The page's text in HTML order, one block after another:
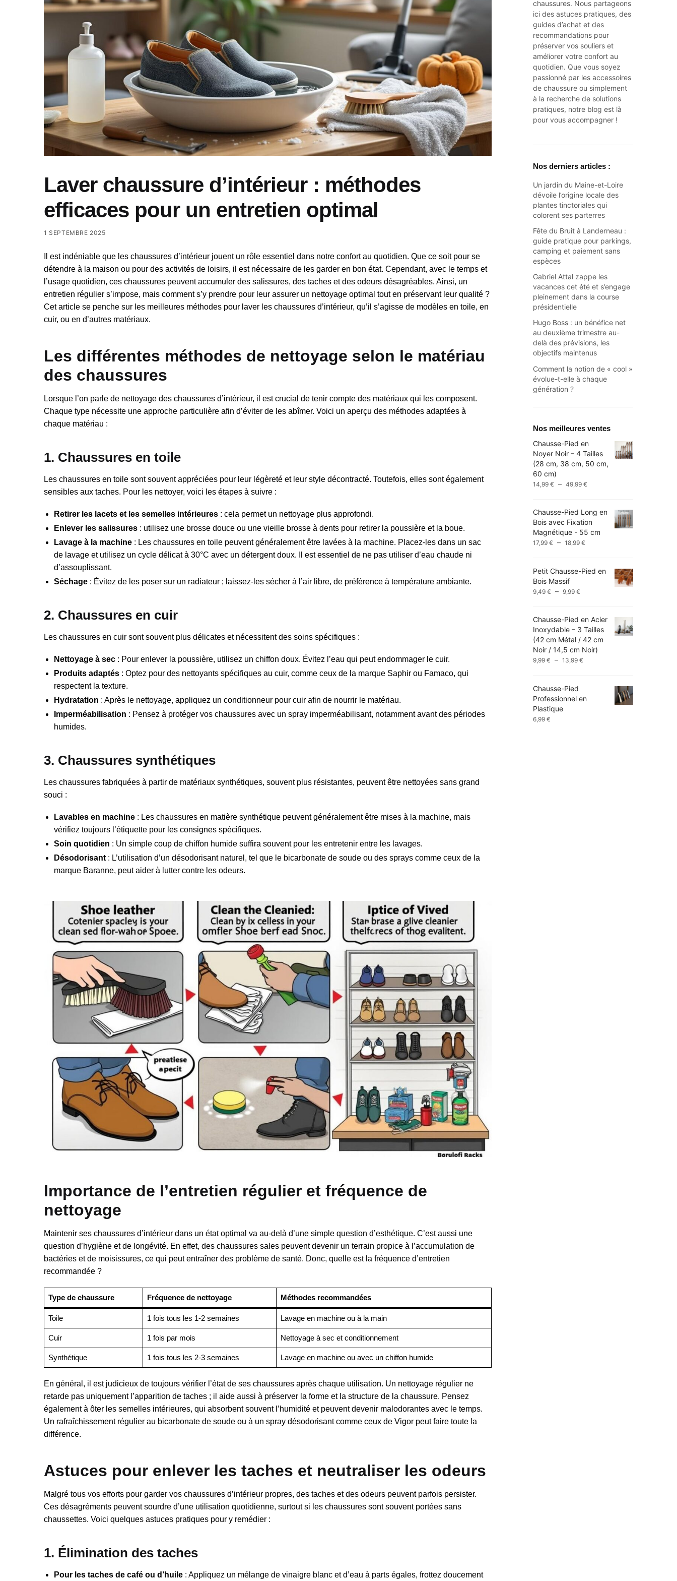
Laver chaussure d’intérieur : méthodes
efficaces pour un entretien optimal
1 SEPTEMBRE 2025
Il est indéniable que les chaussures d’intérieur jouent un rôle essentiel dans notre confort au quotidien. Que ce soit pour se
détendre à la maison ou pour des activités de loisirs, il est nécessaire de les garder en bon état. Cependant, avec le temps et
l’usage quotidien, ces chaussures peuvent accumuler des salissures, des taches et des odeurs désagréables. Ainsi, un
entretien régulier s’impose, mais comment s’y prendre pour leur assurer un nettoyage optimal tout en préservant leur qualité ?
Cet article se penche sur les meilleures méthodes pour laver les chaussures d’intérieur, qu’il s’agisse de modèles en toile, en
cuir, ou en d’autres matériaux.
Les différentes méthodes de nettoyage selon le matériau
des chaussures
Lorsque l’on parle de nettoyage des chaussures d’intérieur, il est crucial de tenir compte des matériaux qui les composent.
Chaque type nécessite une approche particulière afin d’éviter de les abîmer. Voici un aperçu des méthodes adaptées à
chaque matériau :
1. Chaussures en toile
Les chaussures en toile sont souvent appréciées pour leur légèreté et leur style décontracté. Toutefois, elles sont également
sensibles aux taches. Pour les nettoyer, voici les étapes à suivre :
Retirer les lacets et les semelles intérieures : cela permet un nettoyage plus approfondi.
Enlever les salissures : utilisez une brosse douce ou une vieille brosse à dents pour retirer la poussière et la boue.
Lavage à la machine : Les chaussures en toile peuvent généralement être lavées à la machine. Placez-les dans un sac
de lavage et utilisez un cycle délicat à 30°C avec un détergent doux. Il est essentiel de ne pas utiliser d’eau chaude ni
d’assouplissant.
Séchage : Évitez de les poser sur un radiateur ; laissez-les sécher à l’air libre, de préférence à température ambiante.
2. Chaussures en cuir
Les chaussures en cuir sont souvent plus délicates et nécessitent des soins spécifiques :
Nettoyage à sec : Pour enlever la poussière, utilisez un chiffon doux. Évitez l’eau qui peut endommager le cuir.
Produits adaptés : Optez pour des nettoyants spécifiques au cuir, comme ceux de la marque Saphir ou Famaco, qui
respectent la texture.
Hydratation : Après le nettoyage, appliquez un conditionneur pour cuir afin de nourrir le matériau.
Imperméabilisation : Pensez à protéger vos chaussures avec un spray imperméabilisant, notamment avant des périodes
humides.
3. Chaussures synthétiques
Les chaussures fabriquées à partir de matériaux synthétiques, souvent plus résistantes, peuvent être nettoyées sans grand
souci :
Lavables en machine : Les chaussures en matière synthétique peuvent généralement être mises à la machine, mais
vérifiez toujours l’étiquette pour les consignes spécifiques.
Soin quotidien : Un simple coup de chiffon humide suffira souvent pour les entretenir entre les lavages.
Désodorisant : L’utilisation d’un désodorisant naturel, tel que le bicarbonate de soude ou des sprays comme ceux de la
marque Baranne, peut aider à lutter contre les odeurs.
Importance de l’entretien régulier et fréquence de
nettoyage
Maintenir ses chaussures d’intérieur dans un état optimal va au-delà d’une simple question d’esthétique. C’est aussi une
question d’hygiène et de longévité. En effet, des chaussures sales peuvent devenir un terrain propice à l’accumulation de
bactéries et de moisissures, ce qui peut entraîner des problème de santé. Donc, quelle est la fréquence d’entretien
recommandée ?
Type de chaussure Fréquence de nettoyage Méthodes recommandées
Toile 1 fois tous les 1-2 semaines Lavage en machine ou à la main
Cuir 1 fois par mois Nettoyage à sec et conditionnement
Synthétique 1 fois tous les 2-3 semaines Lavage en machine ou avec un chiffon humide
En général, il est judicieux de toujours vérifier l’état de ses chaussures après chaque utilisation. Un nettoyage régulier ne
retarde pas uniquement l’apparition de taches ; il aide aussi à préserver la forme et la structure de la chaussure. Pensez
également à ôter les semelles intérieures, qui absorbent souvent l’humidité et peuvent devenir malodorantes avec le temps.
Un rafraîchissement régulier au bicarbonate de soude ou à un spray désodorisant comme ceux de Vigor peut faire toute la
différence.
Astuces pour enlever les taches et neutraliser les odeurs
Malgré tous vos efforts pour garder vos chaussures d’intérieur propres, des taches et des odeurs peuvent parfois persister.
Ces désagréments peuvent sourdre d’une utilisation quotidienne, surtout si les chaussures sont souvent portées sans
chaussettes. Voici quelques astuces pratiques pour y remédier :
1. Élimination des taches
Pour les taches de café ou d’huile : Appliquez un mélange de vinaigre blanc et d’eau à parts égales, frottez doucement
chaussures. Nous partageons
ici des astuces pratiques, des
guides d’achat et des
recommandations pour
préserver vos souliers et
améliorer votre confort au
quotidien. Que vous soyez
passionné par les accessoires
de chaussure ou simplement
à la recherche de solutions
pratiques, notre blog est là
pour vous accompagner !
Nos derniers articles :
Un jardin du Maine-et-Loire
dévoile l’origine locale des
plantes tinctoriales qui
colorent ses parterres
Fête du Bruit à Landerneau :
guide pratique pour parkings,
camping et paiement sans
espèces
Gabriel Attal zappe les
vacances cet été et s’engage
pleinement dans la course
présidentielle
Hugo Boss : un bénéfice net
au deuxième trimestre au-
delà des prévisions, les
objectifs maintenus
Comment la notion de « cool »
évolue-t-elle à chaque
génération ?
Nos meilleures ventes
Chausse-Pied en
Noyer Noir – 4 Tailles
(28 cm, 38 cm, 50 cm,
60 cm)
14,99€ – 49,99€
14,99 €
à
49,99 €
Chausse-Pied Long en
Bois avec Fixation
Magnétique - 55 cm
17,99€ – 18,99€
17,99 €
Petit Chausse-Pied en
Bois Massif
9,49€ – 9,99€
9,49 €
à
9,99 €
Chausse-Pied en Acier
Inoxydable – 3 Tailles
(42 cm Métal / 42 cm
Noir / 14,5 cm Noir)
9,99€ – 13,99€
à
Chausse-Pied
Professionnel en
Plastique
6,99€